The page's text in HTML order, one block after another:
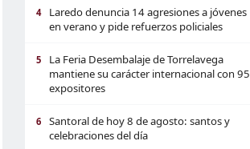
4
Laredo denuncia 14 agresiones a jóvenes
en verano y pide refuerzos policiales
5
La Feria Desembalaje de Torrelavega
mantiene su carácter internacional con 95
expositores
6
Santoral de hoy 8 de agosto: santos y
celebraciones del día